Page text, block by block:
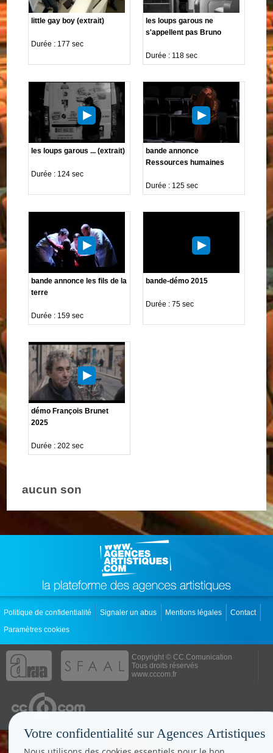
little gay boy (extrait)
Durée : 177 sec
les loups garous ne
s'appellent pas Bruno
Durée : 118 sec
les loups garous ... (extrait)
Durée : 124 sec
bande annonce
Ressources humaines
Durée : 125 sec
bande annonce les fils de la
terre
Durée : 159 sec
bande-démo 2015
Durée : 75 sec
démo François Brunet
2025
Durée : 202 sec
aucun son
Politique de confidentialité Signaler un abus Mentions légales
Contact
Paramètres cookies
Copyright © CC.Comunication
Tous droits réservés
www.cccom.fr
Votre confidentialité sur Agences Artistiques